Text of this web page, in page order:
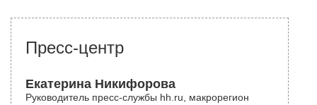
Пресс-центр
Екатерина Никифорова
Руководитель пресс-службы hh.ru, макрорегион